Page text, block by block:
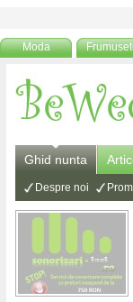
Moda
Ghid nunta
Despre noi